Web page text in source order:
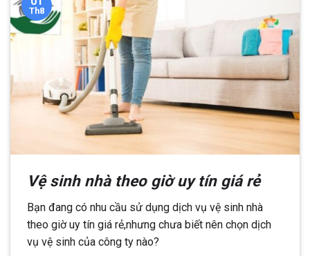
Th8
Vệ sinh nhà theo giờ uy tín giá rẻ
Bạn đang có nhu cầu sử dụng dịch vụ vệ sinh nhà
theo giờ uy tín giá rẻ,nhưng chưa biết nên chọn dịch
vụ vệ sinh của công ty nào?